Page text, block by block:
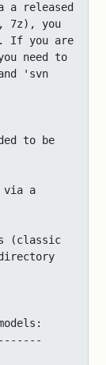
a released
7z), you
If you are
need to
'svn
via a